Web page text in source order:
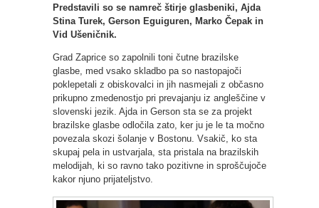
Predstavili so se namreč štirje glasbeniki, Ajda
Stina Turek, Gerson Eguiguren, Marko Čepak in
Vid Ušeničnik.
Grad Zaprice so zapolnili toni čutne brazilske
glasbe, med vsako skladbo pa so nastopajoči
poklepetali z obiskovalci in jih nasmejali z občasno
prikupno zmedenostjo pri prevajanju iz angleščine v
slovenski jezik. Ajda in Gerson sta se za projekt
brazilske glasbe odločila zato, ker ju je le ta močno
povezala skozi šolanje v Bostonu. Vsakič, ko sta
skupaj pela in ustvarjala, sta pristala na brazilskih
melodijah, ki so ravno tako pozitivne in sproščujoče
kakor njuno prijateljstvo.